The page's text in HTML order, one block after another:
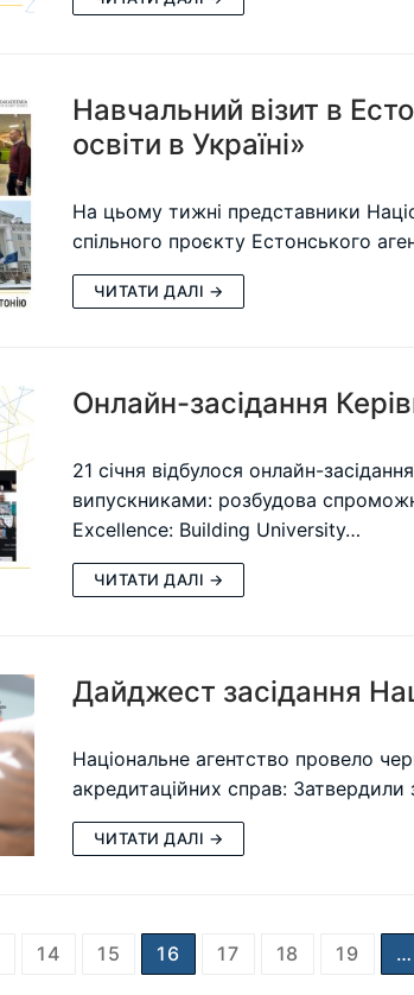
Навчальний візит в
освіти в Україні»
На цьому тижні представники
спільного проєкту Естонського
ЧИТАТИ ДАЛІ →
Онлайн-засідання
21 січня відбулося онлайн-
випускниками: розбудова
Excellence: Building University…
ЧИТАТИ ДАЛІ →
Дайджест засідання
Національне агентство провело
акредитаційних справ:
ЧИТАТИ ДАЛІ →
14 15 16 17 18 19 …